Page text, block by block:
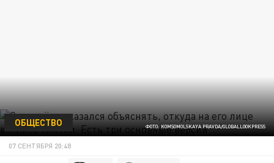
ФОТО: KOMSOMOLSKAYA PRAVDA/GLOBALLOOKPRESS
ОБЩЕСТВО
07 СЕНТЯБРЯ 20:48